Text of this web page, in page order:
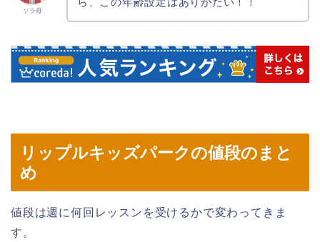
ソラ母
リップルキッズパークの値段のまと
め
値段は週に何回レッスンを受けるかで変わってきま
す。